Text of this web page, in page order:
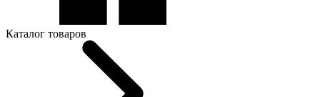
Каталог товаров